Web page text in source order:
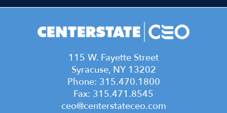
115 W. Fayette Street
Syracuse, NY 13202
Phone: 315.470.1800
Fax: 315.471.8545
ceo@centerstateceo.com